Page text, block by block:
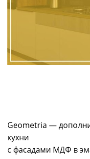
Geometria —
кухни
с фасадами МДФ в